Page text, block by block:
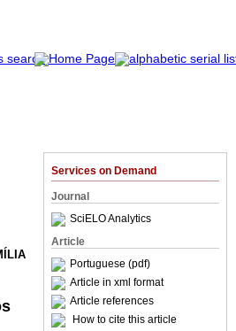
Services on Demand
Journal
SciELO Analytics
Article
Portuguese (pdf)
Article in xml format
Article references
How to cite this article